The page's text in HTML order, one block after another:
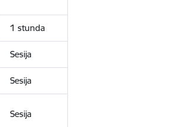
1 stunda
Sesija
Sesija
Sesija